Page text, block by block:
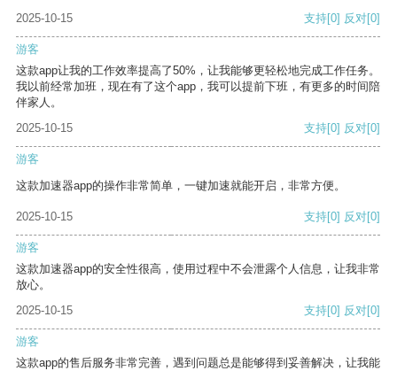
2025-10-15 支持[0] 反对[0]
游客
这款app让我的工作效率提高了50%，让我能够更轻松地完成工作任务。
我以前经常加班，现在有了这个app，我可以提前下班，有更多的时间陪
伴家人。
2025-10-15
支持[0] 反对[0]
游客
这款加速器app的操作非常简单，一键加速就能开启，非常方便。
2025-10-15 支持[0] 反对[0]
游客
这款加速器app的安全性很高，使用过程中不会泄露个人信息，让我非常
放心。
2025-10-15
支持[0] 反对[0]
游客
这款app的售后服务非常完善，遇到问题总是能够得到妥善解决，让我能